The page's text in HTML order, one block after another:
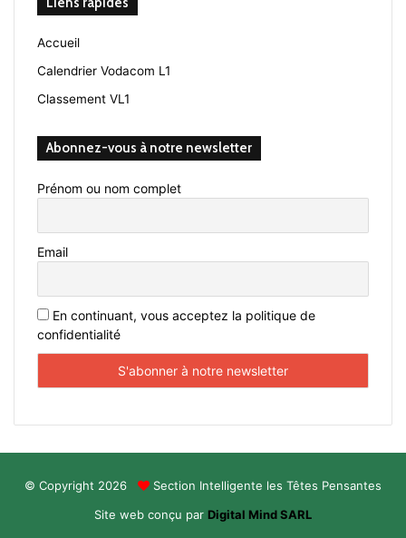
Accueil
Calendrier Vodacom L1
Classement VL1
Abonnez-vous à notre newsletter
Prénom ou nom complet
Email
En continuant, vous acceptez la politique de
confidentialité
© Copyright 2026
Section Intelligente les Têtes Pensantes
Site web conçu par Digital Mind SARL